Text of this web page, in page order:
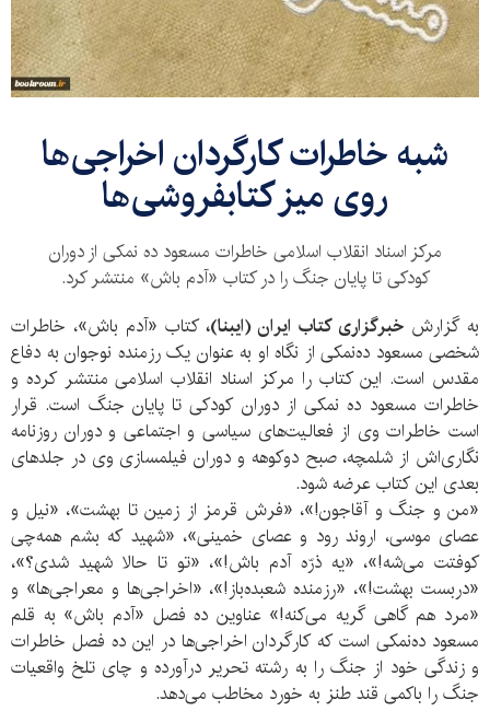
شبه خاطرات کارگردان اخراجی‌ها
روی میز کتابفروشی‌ها
مرکز اسناد انقلاب اسلامی خاطرات مسعود ده نمکی از دوران
کودکی تا پایان جنگ را در کتاب «آدم باش» منتشر کرد.
به گزارش خبرگزاری کتاب ایران (ایبنا)،کتاب «آدم باش»، خاطرات
شخصی مسعود ده‌نمکی از نگاه او به عنوان یک رزمنده نوجوان به دفاع
مقدس است. این کتاب را مرکز اسناد انقلاب اسلامی منتشر کرده و
خاطرات مسعود ده نمکی از دوران کودکی تا پایان جنگ است. قرار
است خاطرات وی از فعالیت‌های سیاسی و اجتماعی و دوران روزنامه
نگاری‌اش از شلمچه، صبح دوکوهه و دوران فیلمسازی وی در جلدهای
بعدی این کتاب عرضه شود.
«من و جنگ و آقاجون!»، «فرش قرمز از زمین تا بهشت»، «نیل و
عصای موسی، اروند رود و عصای خمینی»، «شهید که بشم همه‌چی
کوفتت می‌شه!»، «یه ذرّه آدم باش!»، «تو تا حالا شهید شدی؟»،
«دربست بهشت!»، «رزمنده شعبده‌باز!»، «اخراجی‌ها و معراجی‌ها» و
«مرد هم گاهی گریه می‌کنه!» عناوین ده فصل «آدم باش» به قلم
مسعود ده‌نمکی است که کارگردان اخراجی‌ها در این ده فصل خاطرات
و زندگی خود از جنگ را به رشته تحریر درآورده و چای تلخ واقعیات
جنگ را باکمی قند طنز به خورد مخاطب می‌دهد.